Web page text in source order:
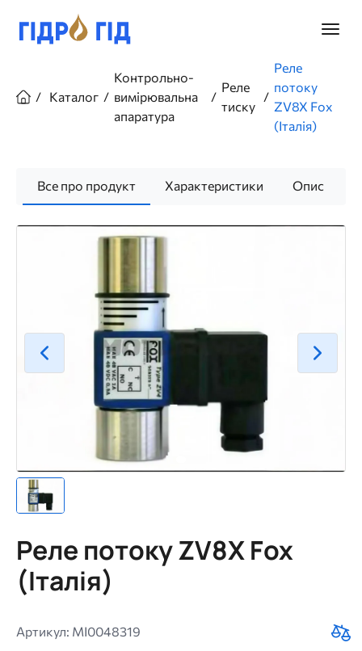
основного
навіґації
Каталог
Контрольно-
вимірювальна
апаратура
Реле
тиску
Реле
потоку
ZV8X Fox
(Італія)
Все про продукт Характеристики Опис
Реле потоку ZV8X Fox
(Італія)
Артикул: MI0048319